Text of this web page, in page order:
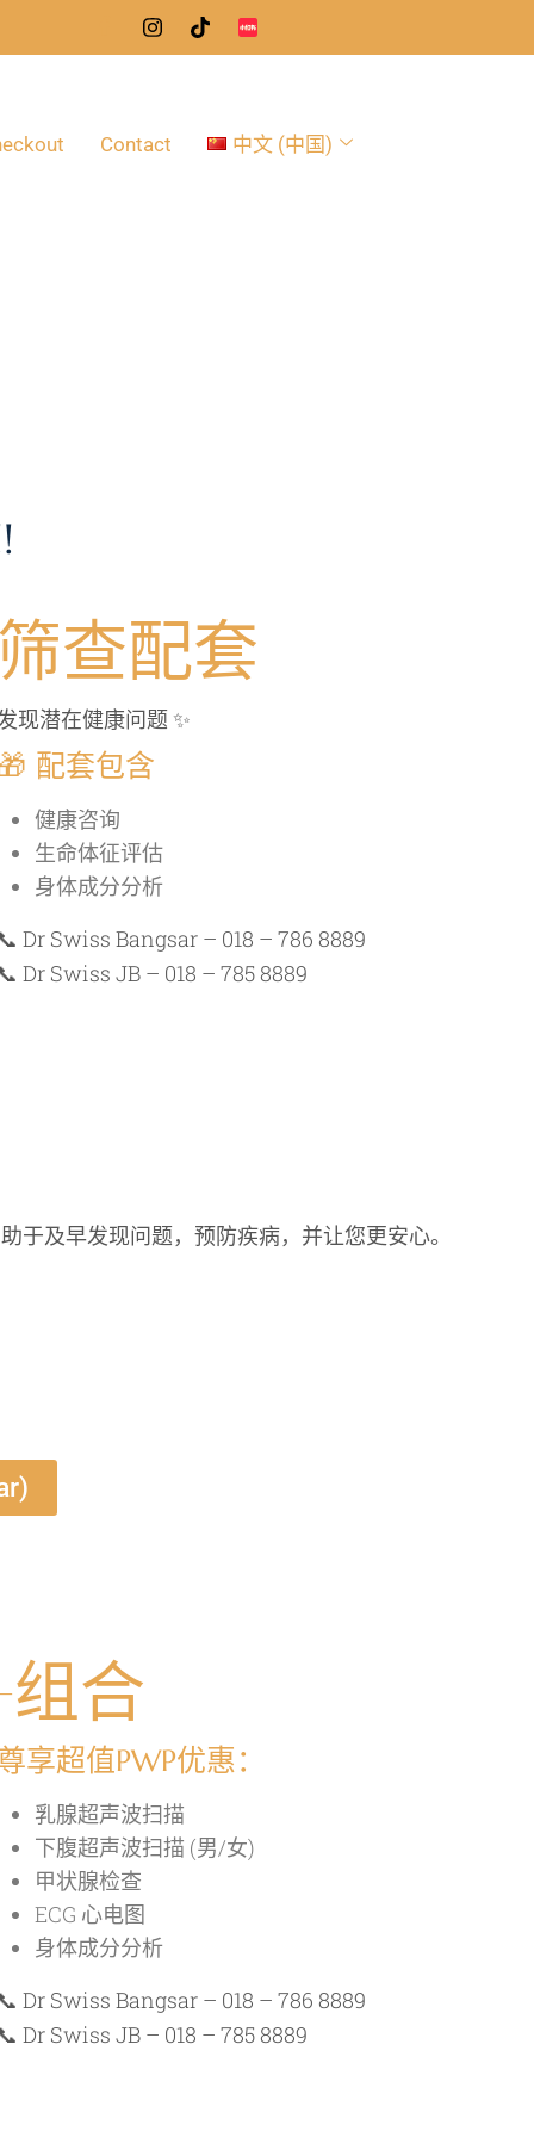
Contact 中文 (中国)
查配套
现潜在健康问题 ✨
配套包含
健康咨询
生命体征评估
身体成分分析
Dr Swiss Bangsar – 018 – 786 8889
Dr Swiss JB – 018 – 785 8889
于及早发现问题，预防疾病，并让您更安心。
合
享超值PWP优惠：
乳腺超声波扫描
下腹超声波扫描 (男/女)
甲状腺检查
ECG 心电图
身体成分分析
Dr Swiss Bangsar – 018 – 786 8889
Dr Swiss JB – 018 – 785 8889